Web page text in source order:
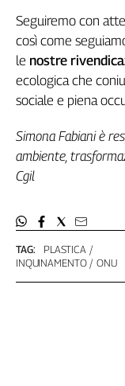
TAG:
PLASTICA
INQUINAMENTO
ONU
Seguiremo con
così come
le nostre
ecologica che
sociale e piena
Simona Fabiani è
ambiente,
Cgil